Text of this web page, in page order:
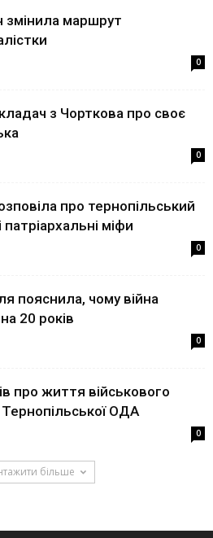
змінила маршрут
0
з Чорткова про своє
0
про тернопільський
міфи
0
пояснила, чому війна
20 років
0
про життя військового
Тернопільської ОДА
0
більше